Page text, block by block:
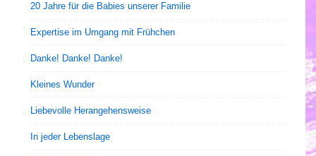
20 Jahre für die Babies unserer Familie
Expertise im Umgang mit Frühchen
Danke! Danke! Danke!
Kleines Wunder
Liebevolle Herangehensweise
In jeder Lebenslage